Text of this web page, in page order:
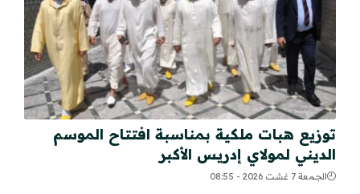
توزيع هبات ملكية بمناسبة افتتاح الموسم
الديني لمولاي إدريس الأكبر
الجمعة 7 غشت 2026 - 08:55